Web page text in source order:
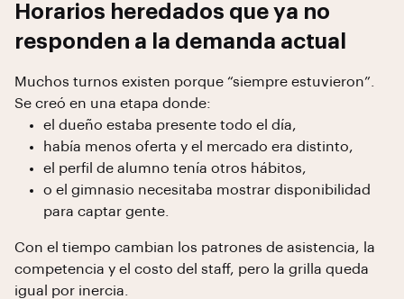
Horarios heredados que ya no
responden a la demanda actual
Muchos turnos existen porque “siempre estuvieron”.
Se creó en una etapa donde:
el dueño estaba presente todo el día,
había menos oferta y el mercado era distinto,
el perfil de alumno tenía otros hábitos,
o el gimnasio necesitaba mostrar disponibilidad
para captar gente.
Con el tiempo cambian los patrones de asistencia, la
competencia y el costo del staff, pero la grilla queda
igual por inercia.